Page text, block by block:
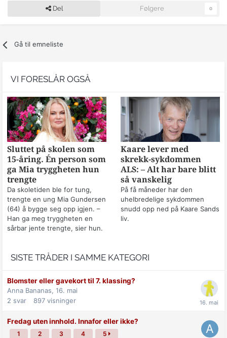
Del Følgere 0
Gå til emneliste
VI FORESLÅR OGSÅ
Sluttet på skolen som
15-åring. Én person som
ga Mia tryggheten hun
trengte
Da skoletiden ble for tung,
trengte en ung Mia Gundersen
(64) å bygge seg opp igjen. –
Han ga meg tryggheten en
sårbar jente trengte, sier hun.
Kaare lever med
skrekk-sykdommen
ALS: – Alt har bare blitt
så vanskelig
På få måneder har den
uhelbredelige sykdommen
snudd opp ned på Kaare Sands
liv.
SISTE TRÅDER I SAMME KATEGORI
Blomster eller gavekort til 7. klassing?
Anna Bananas, 16. mai
2 svar 897 visninger
Fredag uten innhold. Innafor eller ikke?
1 2 3 4 5